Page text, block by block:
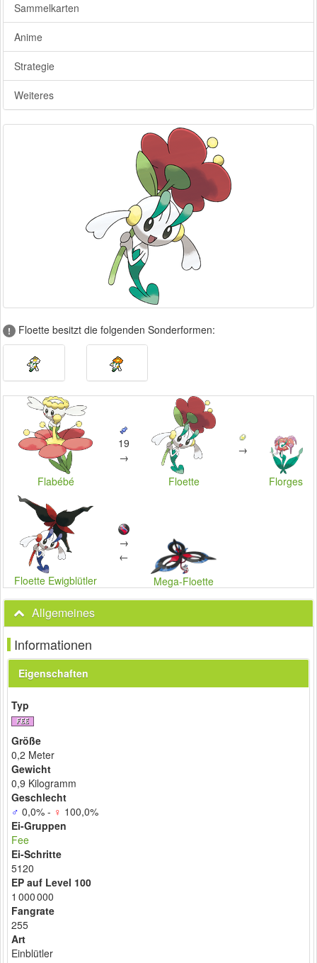
Sammelkarten
Anime
Strategie
Weiteres
! Floette besitzt die folgenden Sonderformen:
Flabébé
19
→
Floette
→
Florges
Floette Ewigblütler
→
←
Mega-Floette
Allgemeines
Informationen
Eigenschaften
Typ
Größe
0,2 Meter
Gewicht
0,9 Kilogramm
Geschlecht
♂ 0,0% - ♀ 100,0%
Ei-Gruppen
Fee
Ei-Schritte
5120
EP auf Level 100
1 000 000
Fangrate
255
Art
Einblütler